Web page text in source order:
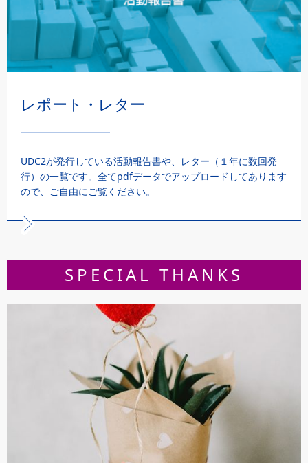
レポート・レター
UDC2が発行している活動報告書や、レター（１年に数回発
行）の一覧です。全てpdfデータでアップロードしてあります
ので、ご自由にご覧ください。
SPECIAL THANKS